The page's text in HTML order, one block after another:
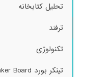
تحلیل کتابخانه
ترفند
تکنولوژی
تینکر بورد Tinker Board